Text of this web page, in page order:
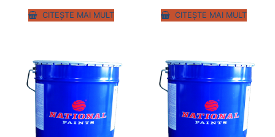
CITEȘTE MAI MULT CITEȘTE MAI MULT